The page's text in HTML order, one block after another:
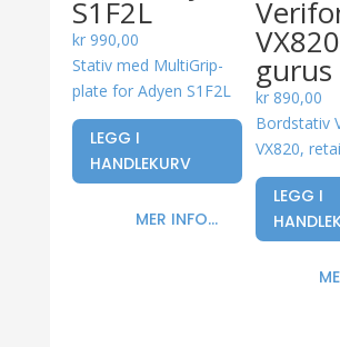
S1F2L
kr990,00
Stativ med MultiGrip-
plate for Adyen S1F2L
LEGG I
HANDLEKURV
MER INFO...
gurus
kr 890,00
Bordstativ
VX820,
LEGG I